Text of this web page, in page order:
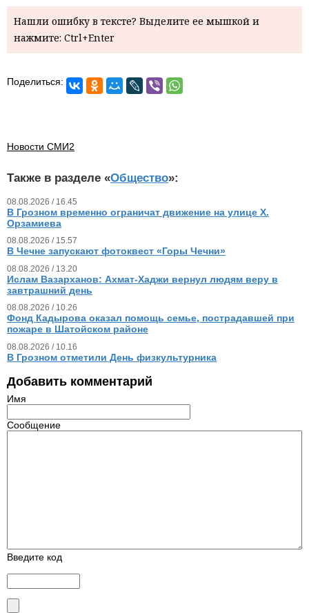
Нашли ошибку в тексте? Выделите ее мышкой и
нажмите: Ctrl+Enter
Поделиться:
Новости СМИ2
Также в разделе «Общество»:
08.08.2026 / 16.45
В Грозном временно ограничат движение на улице Х.
Орзамиева
08.08.2026 / 15.57
В Чечне запускают фотоквест «Горы Чечни»
08.08.2026 / 13.20
Ислам Вазарханов: Ахмат-Хаджи вернул людям веру в
завтрашний день
08.08.2026 / 10.26
Фонд Кадырова оказал помощь семье, пострадавшей при
пожаре в Шатойском районе
08.08.2026 / 10.16
В Грозном отметили День физкультурника
Добавить комментарий
Имя
Сообщение
Введите код